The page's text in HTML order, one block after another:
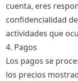
cuenta, eres
confidencialidad
actividades que
4. Pagos
Los pagos se
los precios